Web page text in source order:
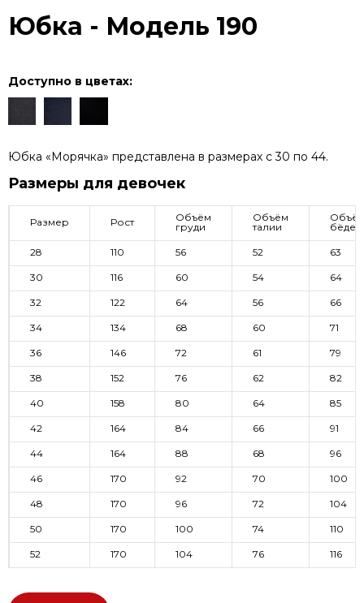
Юбка - Модель 190
Доступно в цветах:
Юбка «Морячка» представлена в размерах с 30 по 44.
Размеры для девочек
Размер Рост
Объём
груди
Объём
талии
бёдер
28 110 56 52 63
30 116 60 54 64
32 122 64 56 66
34 134 68 60 71
36 146 72 61 79
38 152 76 62 82
40 158 80 64 85
42 164 84 66 91
44 164 88 68 96
46 170 92 70 100
48 170 96 72 104
50 170 100 74 110
52 170 104 76 116